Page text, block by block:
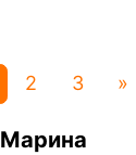
2 3 »
Марина